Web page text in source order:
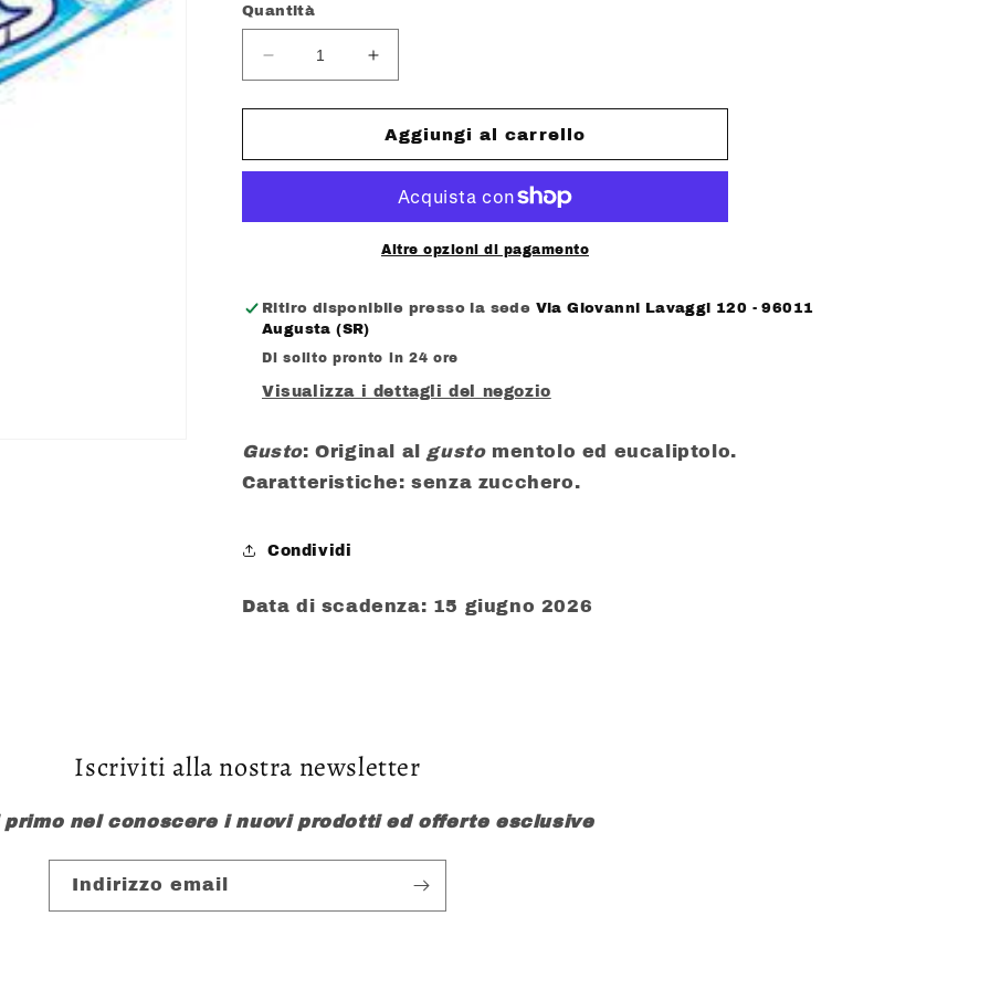
Quantità
Diminuisci
quantità
per
STICK
COOLWAVE
32
Aumenta
quantità
per
HALLS
STICK
ORIGINAL
COOLWAVE
SENZA
32
Aggiungi al carrello
Altre opzioni di pagamento
Ritiro disponibile presso la sede Via Giovanni Lavaggi 120 - 96011
Augusta (SR)
Di solito pronto in 24 ore
Visualizza i dettagli del negozio
Gusto: Original al gustomentolo ed eucaliptolo.
Caratteristiche: senza zucchero.
Condividi
Data di scadenza: 15 giugno 2026
Iscriviti alla nostra newsletter
primo nel conoscere i nuovi prodotti ed offerte esclusive
Indirizzo email